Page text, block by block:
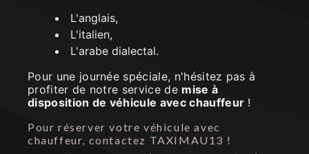
L'anglais,
L'italien,
L'arabe dialectal.
Pour une journée spéciale, n'hésitez pas à
profiter de notre service de mise à
disposition de véhicule avec chauffeur !
Pour réserver votre véhicule avec
chauffeur, contactez TAXIMAU13 !